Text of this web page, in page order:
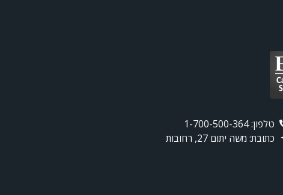
טלפון: 1-700-500-364
כתובת: משה יתום 27, רחובות